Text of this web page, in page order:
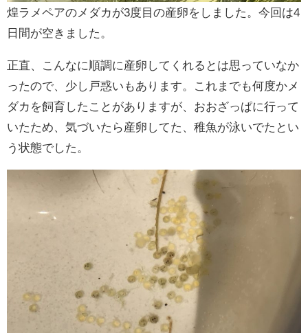
煌ラメペアのメダカが3度目の産卵をしました。今回は4
日間が空きました。
正直、こんなに順調に産卵してくれるとは思っていなか
ったので、少し戸惑いもあります。これまでも何度かメ
ダカを飼育したことがありますが、おおざっぱに行って
いたため、気づいたら産卵してた、稚魚が泳いでたとい
う状態でした。